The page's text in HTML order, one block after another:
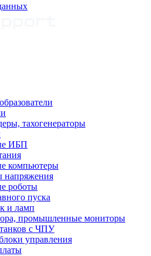
тахогенераторы
ИБП
компьютеры
напряжения
роботы
пуска
и ламп
промышленные мониторы
с ЧПУ
управления